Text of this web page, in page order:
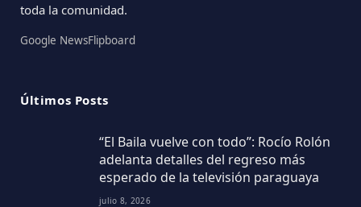
toda la comunidad.
Google NewsFlipboard
Últimos Posts
“El Baila vuelve con todo”: Rocío Rolón
adelanta detalles del regreso más
esperado de la televisión paraguaya
julio 8, 2026